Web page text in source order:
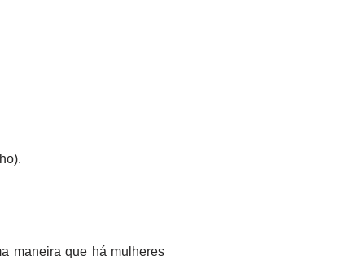
maneira que há mulheres